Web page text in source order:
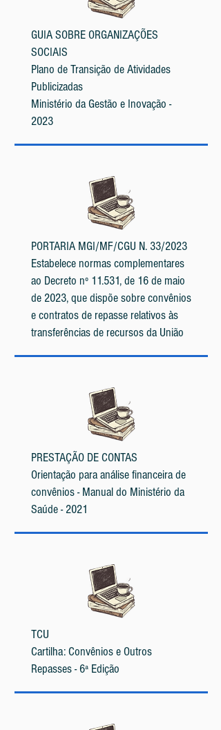
GUIA SOBRE ORGANIZAÇÕES
SOCIAIS
Plano de Transição de Atividades
Publicizadas
Ministério da Gestão e Inovação -
2023
PORTARIA MGI/MF/CGU N. 33/2023
Estabelece normas complementares
ao Decreto nº 11.531, de 16 de maio
de 2023, que dispõe sobre convênios
e contratos de repasse relativos às
transferências de recursos da União
PRESTAÇÃO DE CONTAS
Orientação para análise financeira de
convênios - Manual do Ministério da
Saúde - 2021
TCU
Cartilha: Convênios e Outros
Repasses - 6ª Edição